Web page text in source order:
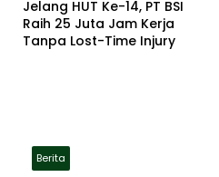
Jelang HUT Ke-14, PT BSI
Raih 25 Juta Jam Kerja
Tanpa Lost-Time Injury
Berita